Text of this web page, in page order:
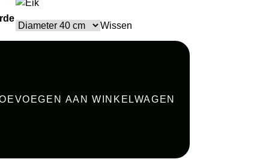
Wissen
AAN WINKELWAGEN